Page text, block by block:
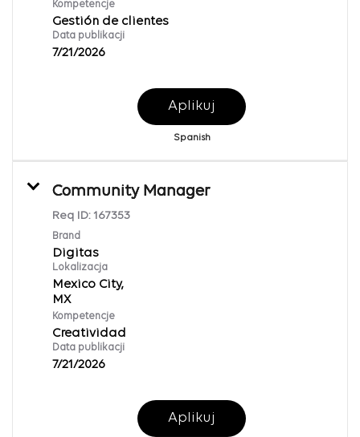
Kompetencje
Gestión de clientes
Data publikacji
7/21/2026
Aplikuj
Spanish
Community Manager
Req ID: 167353
Brand
Digitas
Lokalizacja
Mexico City,
Kompetencje
Creatividad
Data publikacji
7/21/2026
Aplikuj